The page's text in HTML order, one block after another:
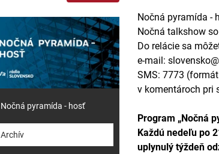
Nočná pyramída -
Nočná talkshow
Do relácie sa
e-mail:
SMS: 7773
v komentároch pri
Program „Nočná
Každú nedeľu po
uplynulý týždeň
Nočná pyramída - hosť
Archív